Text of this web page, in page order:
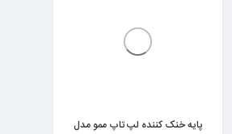
پایه خنک کننده لپ تاپ ممو مدل